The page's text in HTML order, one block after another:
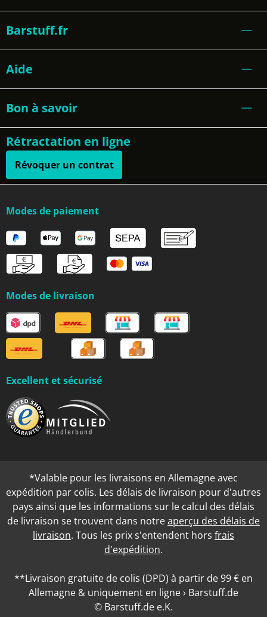
Barstuff.fr
Aide
Bon à savoir
Rétractation en ligne
Révoquer un contrat
Modes de paiement
Modes de livraison
Excellent et sécurisé
*Valable pour les livraisons en Allemagne avec
expédition par colis. Les délais de livraison pour d'autres
pays ainsi que les informations sur le calcul des délais
de livraison se trouvent dans notreaperçu des délais de
livraison. Tous les prix s'entendent hors frais
d'expédition.
**Livraison gratuite de colis (DPD) à partir de 99 € en
Allemagne & uniquement en ligne › Barstuff.de
© Barstuff.de e.K.